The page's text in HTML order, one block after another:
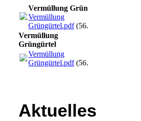
Vermüllung Grüngürtel
Vermüllung
Grüngürtel.pdf(56.67KB)
Vermüllung
Grüngürtel
Vermüllung
Grüngürtel.pdf(56.67KB)
Aktuelles